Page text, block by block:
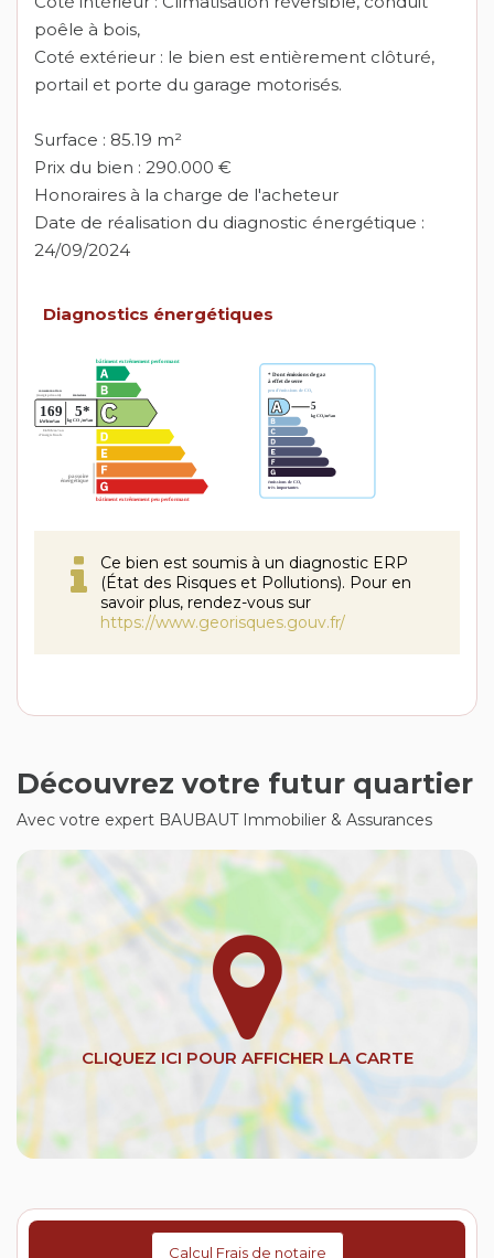
poêle à bois,
Coté extérieur : le bien est entièrement clôturé,
portail et porte du garage motorisés.
Surface : 85.19 m²
Prix du bien : 290.000 €
Honoraires à la charge de l'acheteur
Date de réalisation du diagnostic énergétique :
24/09/2024
Diagnostics énergétiques
Ce bien est soumis à un diagnostic ERP
(État des Risques et Pollutions). Pour en
savoir plus, rendez-vous sur
https://www.georisques.gouv.fr/
Découvrez votre futur quartier
Avec votre expert BAUBAUT Immobilier & Assurances
Calcul Frais de notaire